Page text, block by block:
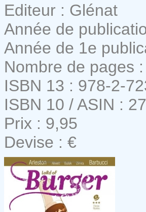
Editeur : Glénat
Année de
Année de 1e
Nombre de pages
ISBN 13 : 978-2-
ISBN 10 / ASIN :
Prix : 9,95
Devise : €